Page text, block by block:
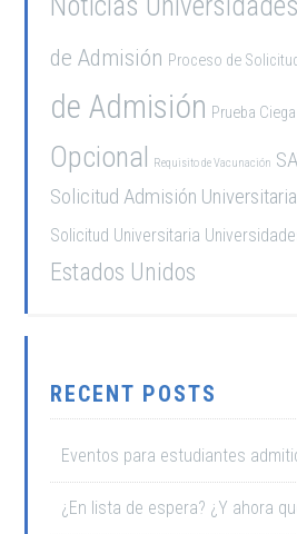
de Admisión Proceso de Solicitud
de Admisión Prueba Ciega
Opcional Requisito de Vacunación
Solicitud Admisión Universitaria
Solicitud Universitaria
Estados Unidos
RECENT POSTS
Eventos para estudiantes
¿En lista de espera? ¿Y ahora